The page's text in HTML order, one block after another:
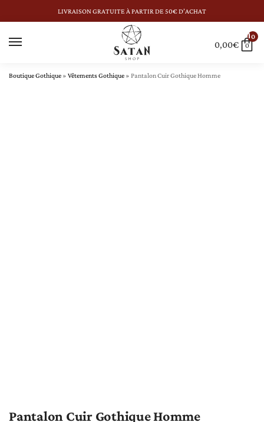
LIVRAISON GRATUITE À PARTIR DE 50€ D’ACHAT
0
0,00€ 0
Boutique Gothique » Vêtements Gothique » Pantalon Cuir Gothique Homme
Pantalon Cuir Gothique Homme